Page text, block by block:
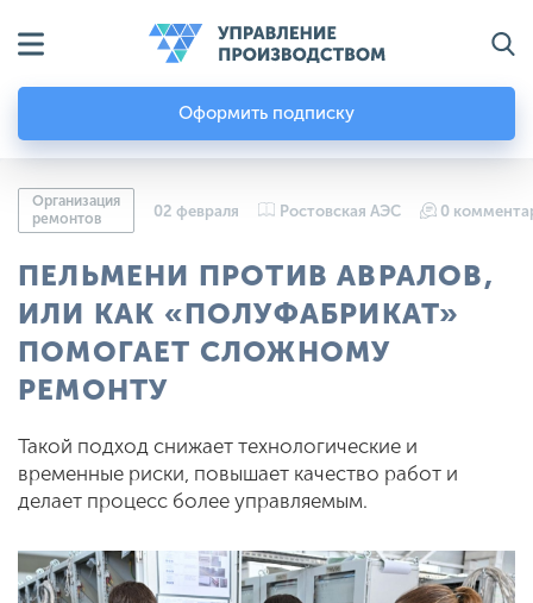
Оформить подписку
Организация
ремонтов
02 февраля Ростовская АЭС 0
ПЕЛЬМЕНИ ПРОТИВ АВРАЛОВ,
ИЛИ КАК «ПОЛУФАБРИКАТ»
ПОМОГАЕТ СЛОЖНОМУ
РЕМОНТУ
Такой подход снижает технологические и
временные риски, повышает качество работ и
делает процесс более управляемым.